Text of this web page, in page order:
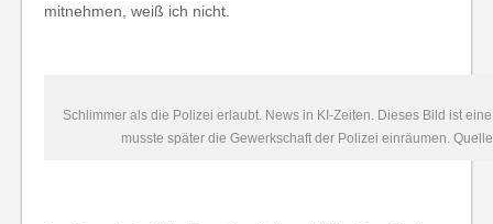
mitnehmen, weiß ich nicht.
Schlimmer als die Polizei erlaubt. News in KI-Zeiten. Dieses Bild ist
musste später die Gewerkschaft der Polizei einräumen.